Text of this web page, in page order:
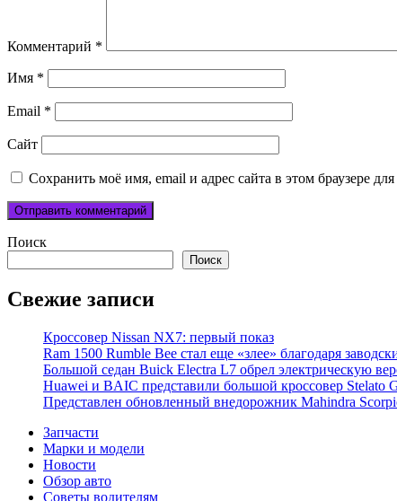
Комментарий *
Имя *
Email *
Сайт
Сохранить моё имя, email и адрес сайта в этом браузере
Поиск
Поиск
Свежие записи
Кроссовер Nissan NX7: первый показ
Ram 1500 Rumble Bee стал еще «злее» благодаря
Большой седан Buick Electra L7 обрел электрическую
Huawei и BAIC представили большой кроссовер Stelato
Представлен обновленный внедорожник Mahindra
Запчасти
Марки и модели
Новости
Обзор авто
Советы водителям